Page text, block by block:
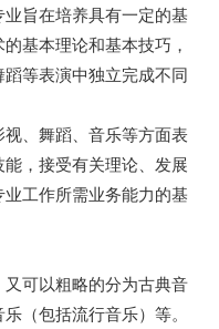
旨在培养具有一定的基
基本理论和基本技巧，
等表演中独立完成不同
、舞蹈、音乐等方面表
，接受有关理论、发展
工作所需业务能力的基
可以粗略的分为古典音
（包括流行音乐）等。